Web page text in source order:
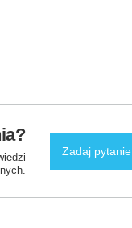
Zadaj pytanie